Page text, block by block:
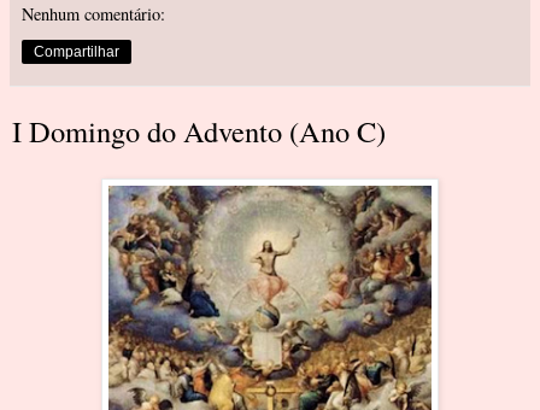
Nenhum comentário:
Compartilhar
I Domingo do Advento (Ano C)